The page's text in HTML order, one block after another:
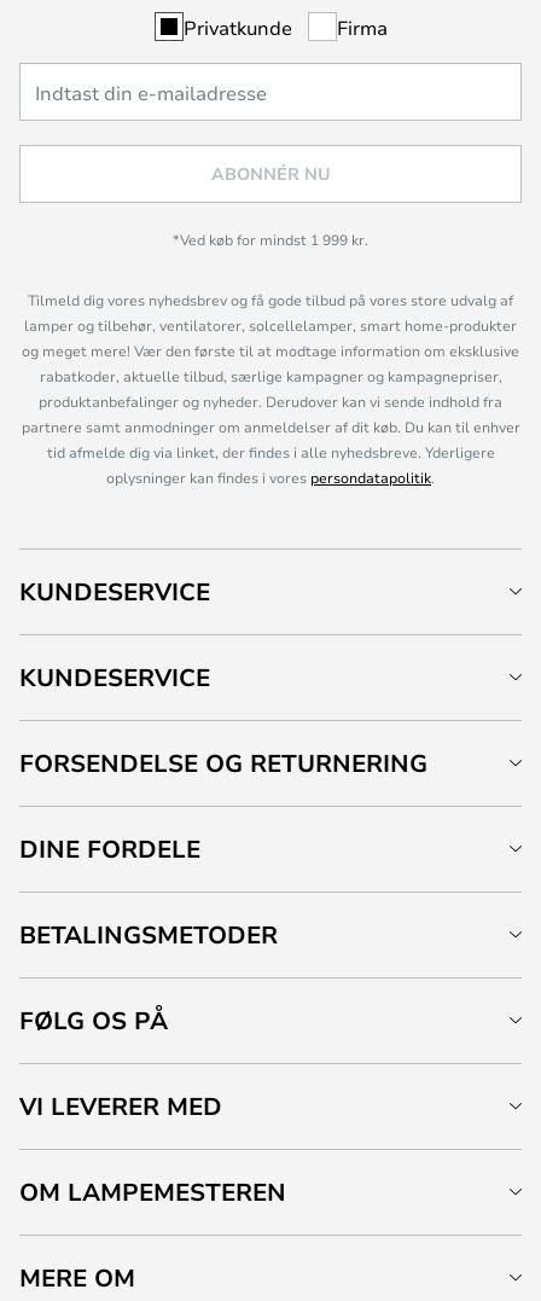
Privatkunde Firma
ABONNÉR NU
*Ved køb for mindst 1 999 kr.
Tilmeld dig vores nyhedsbrev og få gode tilbud på vores store udvalg af
lamper og tilbehør, ventilatorer, solcellelamper, smart home-produkter
og meget mere! Vær den første til at modtage information om eksklusive
rabatkoder, aktuelle tilbud, særlige kampagner og kampagnepriser,
produktanbefalinger og nyheder. Derudover kan vi sende indhold fra
partnere samt anmodninger om anmeldelser af dit køb. Du kan til enhver
tid afmelde dig via linket, der findes i alle nyhedsbreve. Yderligere
oplysninger kan findes i vores persondatapolitik.
KUNDESERVICE
KUNDESERVICE
FORSENDELSE OG RETURNERING
DINE FORDELE
BETALINGSMETODER
FØLG OS PÅ
VI LEVERER MED
OM LAMPEMESTEREN
MERE OM